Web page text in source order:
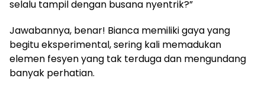
selalu tampil dengan busana nyentrik?”
Jawabannya, benar! Bianca memiliki gaya yang
begitu eksperimental, sering kali memadukan
elemen fesyen yang tak terduga dan mengundang
banyak perhatian.